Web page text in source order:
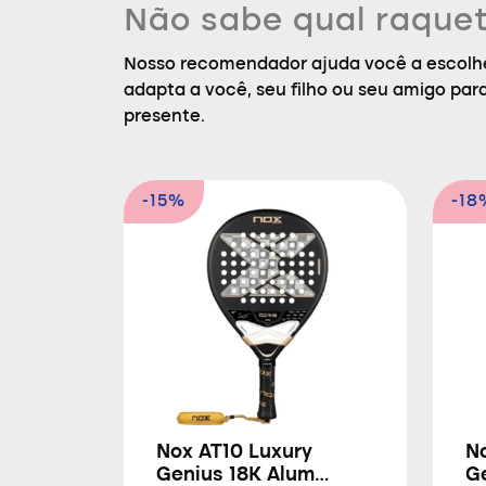
Não sabe qual
Nosso recomendador ajuda você a
adapta a você, seu filho ou seu amigo
presente.
-15%
Nox AT10 Luxury
Genius 18K Alum
-